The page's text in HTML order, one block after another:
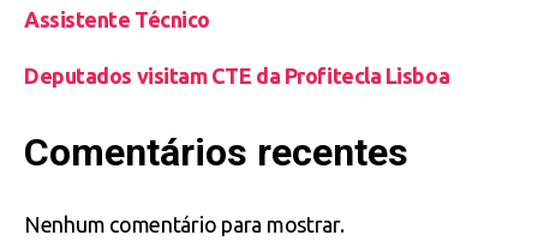
Assistente Técnico
Deputados visitam CTE da Profitecla Lisboa
Comentários recentes
Nenhum comentário para mostrar.